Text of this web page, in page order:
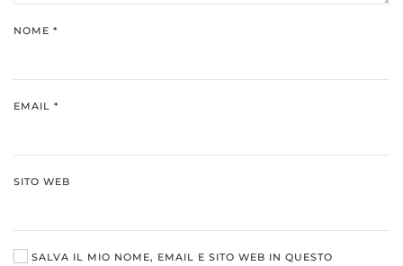
NOME *
EMAIL *
SITO WEB
SALVA IL MIO NOME, EMAIL E SITO WEB IN QUESTO